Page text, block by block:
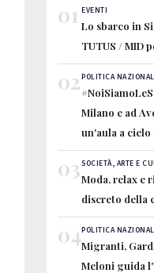
01 EVENTI
Lo sbarco in
TUTUS / MID
02POLITICA
Milano e ad
un'aula a cielo
03SOCIETÀ, ARTE E
Moda, relax e
discreto della
04POLITICA
Migranti,
Meloni guida